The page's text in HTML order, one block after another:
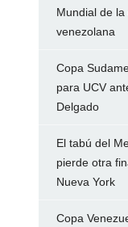
Mundial de
venezolana
Copa
para UCV
Delgado
El tabú del
pierde otra
Nueva York
Copa